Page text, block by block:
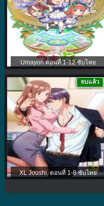
Umayon ตอนที่ 1-12 ซับไทย
XL Joushi. ตอนที่ 1-8 ซับไทย
จบแล้ว